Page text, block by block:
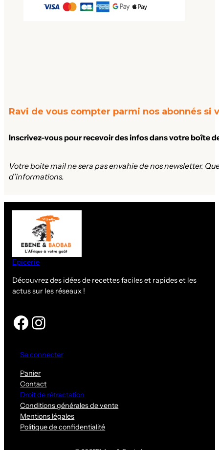
Ravi de vous compter parmi nos abonnés si
Inscrivez-vous pour recevoir des infos dans votre boîte
Votre boite mail ne sera pas envahie de nos newsletter.
d’informations.
Epicerie
Découvrez des idées de recettes faciles et rapides et les
actus sur les réseaux !
Facebook
Instagram
Se connecter
Panier
Contact
Droit de rétractation
Conditions générales de vente
Mentions légales
Politique de confidentialité